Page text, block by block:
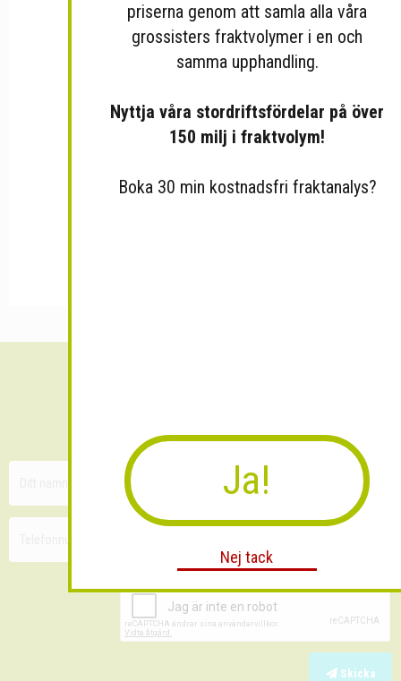
Skicka
priserna genom att samla alla våra
grossisters fraktvolymer i en och
samma upphandling.
Nyttja våra stordriftsfördelar på över
150 milj i fraktvolym!
Boka 30 min kostnadsfri fraktanalys?
Ja!
Nej tack